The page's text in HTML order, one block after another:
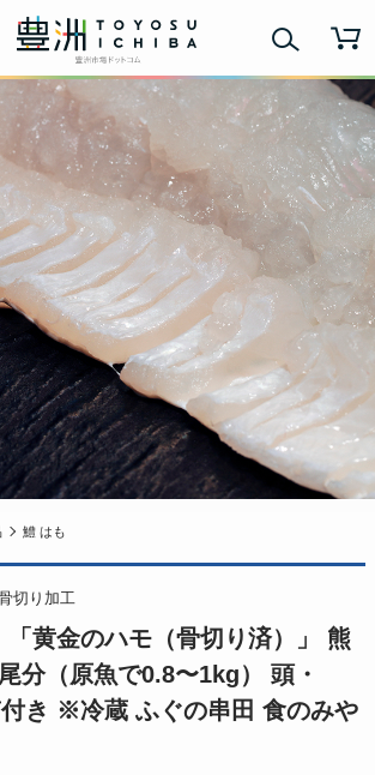
鱧 はも
切り加工
「黄金のハモ（骨切り済）」 熊
分（原魚で0.8〜1kg） 頭・
き ※冷蔵 ふぐの串田 食のみや